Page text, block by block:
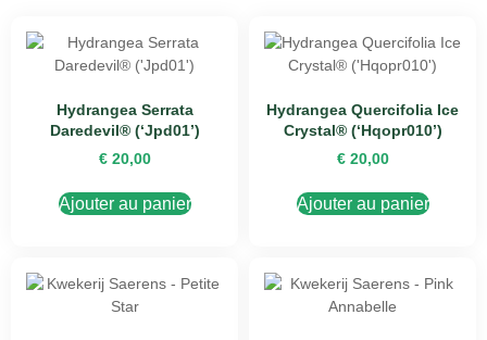
Hydrangea Serrata
Daredevil® (‘Jpd01’)
€20,00
Ajouter au panier
Hydrangea Quercifolia Ice
Crystal® (‘Hqopr010’)
€20,00
Ajouter au panier